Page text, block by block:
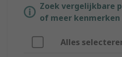
Zoek vergelijkbare
of meer
Alles